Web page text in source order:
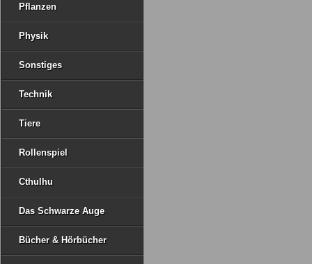
Pflanzen
Physik
Sonstiges
Technik
Tiere
Rollenspiel
Cthulhu
Das Schwarze Auge
Bücher & Hörbücher